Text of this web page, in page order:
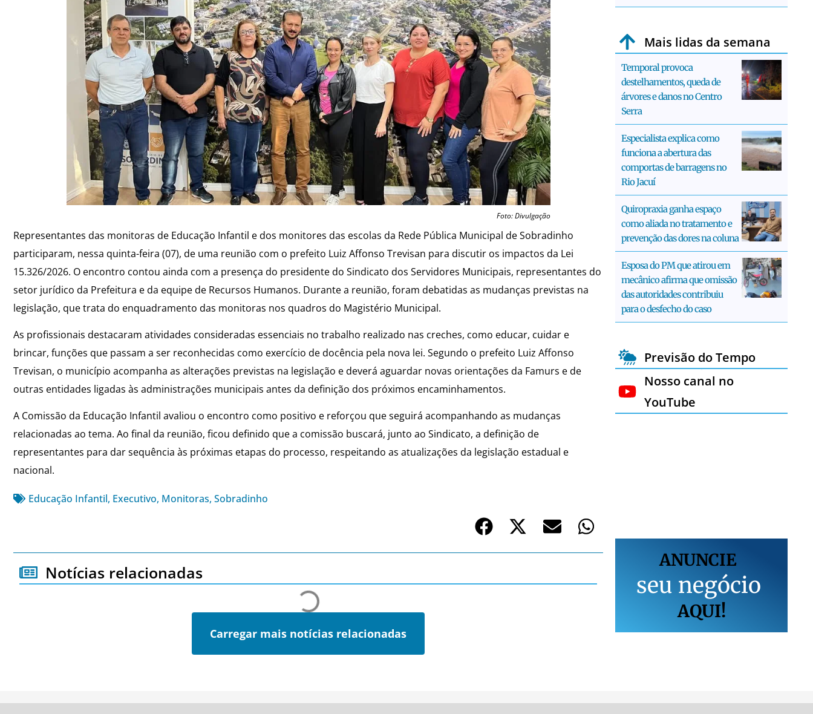
Foto: Divulgação
Representantes das monitoras de Educação Infantil e dos monitores das escolas da Rede Pública Municipal de Sobradinho
participaram, nessa quinta-feira (07), de uma reunião com o prefeito Luiz Affonso Trevisan para discutir os impactos da Lei
15.326/2026. O encontro contou ainda com a presença do presidente do Sindicato dos Servidores Municipais, representantes do
setor jurídico da Prefeitura e da equipe de Recursos Humanos. Durante a reunião, foram debatidas as mudanças previstas na
legislação, que trata do enquadramento das monitoras nos quadros do Magistério Municipal.
As profissionais destacaram atividades consideradas essenciais no trabalho realizado nas creches, como educar, cuidar e
brincar, funções que passam a ser reconhecidas como exercício de docência pela nova lei. Segundo o prefeito Luiz Affonso
Trevisan, o município acompanha as alterações previstas na legislação e deverá aguardar novas orientações da Famurs e de
outras entidades ligadas às administrações municipais antes da definição dos próximos encaminhamentos.
A Comissão da Educação Infantil avaliou o encontro como positivo e reforçou que seguirá acompanhando as mudanças
relacionadas ao tema. Ao final da reunião, ficou definido que a comissão buscará, junto ao Sindicato, a definição de
representantes para dar sequência às próximas etapas do processo, respeitando as atualizações da legislação estadual e
nacional.
Educação Infantil, Executivo, Monitoras, Sobradinho
Notícias relacionadas
Carregar mais notícias relacionadas
Mais lidas da semana
Temporal provoca
destelhamentos, queda de
árvores e danos no Centro
Serra
Especialista explica como
funciona a abertura das
comportas de barragens no
Rio Jacuí
Quiropraxia ganha espaço
como aliada no tratamento e
prevenção das dores na coluna
Esposa do PM que atirou em
mecânico afirma que omissão
das autoridades contribuiu
para o desfecho do caso
Previsão do Tempo
Nosso canal no
YouTube
ANUNCIE
seu negócio
AQUI!